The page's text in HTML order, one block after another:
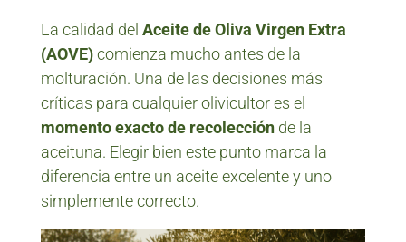
La calidad del Aceite de Oliva Virgen Extra
(AOVE)comienza mucho antes de la
molturación. Una de las decisiones más
críticas para cualquier olivicultor es el
momento exacto de recolecciónde la
aceituna. Elegir bien este punto marca la
diferencia entre un aceite excelente y uno
simplemente correcto.